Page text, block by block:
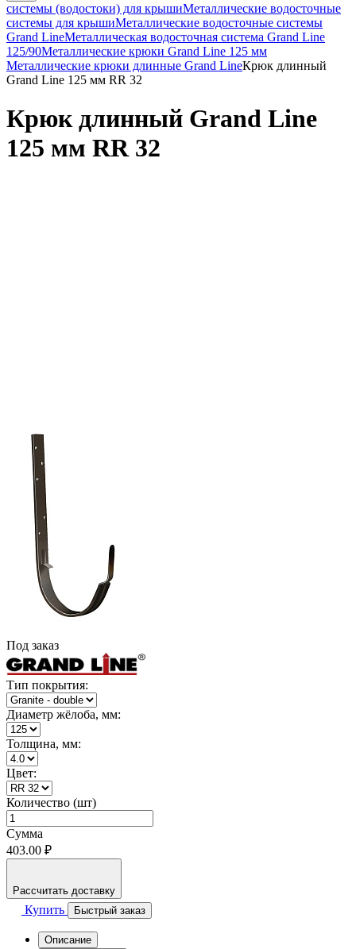
системы (водостоки) для крышиМеталлические водосточные
системы для крышиМеталлические водосточные системы
Grand LineМеталлическая водосточная система Grand Line
125/90Металлические крюки Grand Line 125 мм
Металлические крюки длинные Grand LineКрюк длинный
Grand Line 125 мм RR 32
Крюк длинный Grand Line
125 мм RR 32
Под заказ
Тип покрытия:
Диаметр жёлоба, мм:
Толщина, мм:
Цвет:
Количество (шт)
Сумма
403.00 ₽
Рассчитать доставку
Купить Быстрый заказ
Описание